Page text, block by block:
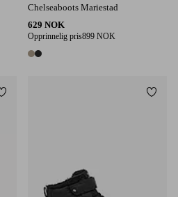
Chelseaboots Mariestad
629 NOK
Opprinnelig pris899 NOK
2 farger
Legg til favoritter